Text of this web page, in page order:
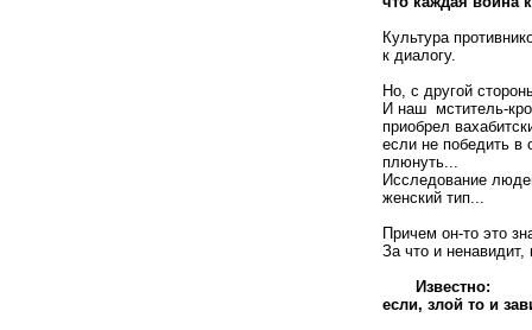
Культура
к диалогу.
Но, с другой
И наш мститель-
приобрел
если не победить
плюнуть...
Исследование
женский тип...
Причем он-то это
За что и ненавидит,
Известно:
если, злой то и